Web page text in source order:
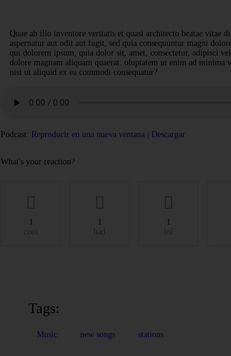
Quae ab illo inventore veritatis et quasi architecto beatae vitae
aspernatur aut odit aut fugit, sed quia consequuntur magni
qui dolorem ipsum, quia dolor sit, amet, consectetur, adipisci
dolore magnam aliquam quaerat. oluptatem ut enim ad
nisi ut aliquid ex ea commodi consequatur?
Podcast: Reproducir en una nueva ventana Descargar
What's your reaction?
1
1
bad
1
Tags:
Music new songs stations